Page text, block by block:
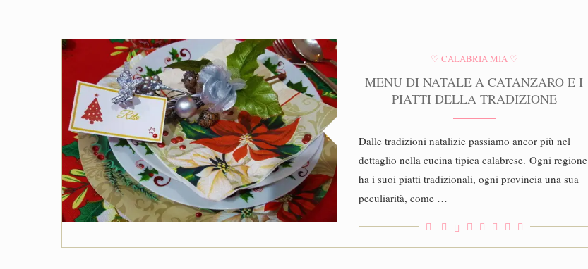
♡ CALABRIA MIA ♡
MENU DI NATALE A CATANZARO E I
PIATTI DELLA TRADIZIONE
Dalle tradizioni natalizie passiamo ancor più nel
dettaglio nella cucina tipica calabrese. Ogni regione
ha i suoi piatti tradizionali, ogni provincia una sua
peculiarità, come …